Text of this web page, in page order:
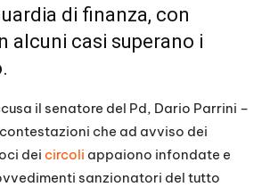
di finanza, con
alcuni casi superano i
il senatore del Pd, Dario Parrini –
che ad avviso dei
dei circoli appaiono infondate e
sanzionatori del tutto